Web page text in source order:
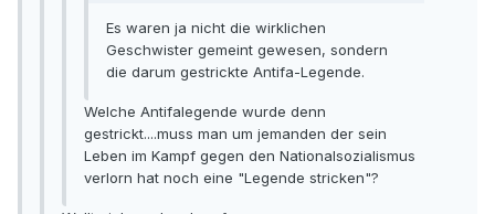
Es waren ja nicht die wirklichen
Geschwister gemeint gewesen, sondern
die darum gestrickte Antifa-Legende.
Welche Antifalegende wurde denn
gestrickt....muss man um jemanden der sein
Leben im Kampf gegen den Nationalsozialismus
verlorn hat noch eine "Legende stricken"?